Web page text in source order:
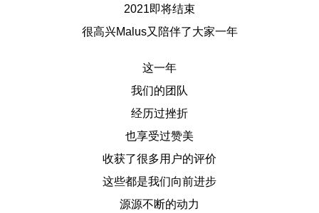
2021即将结束
很高兴Malus又陪伴了大家一年
这一年
我们的团队
经历过挫折
也享受过赞美
收获了很多用户的评价
这些都是我们向前进步
源源不断的动力